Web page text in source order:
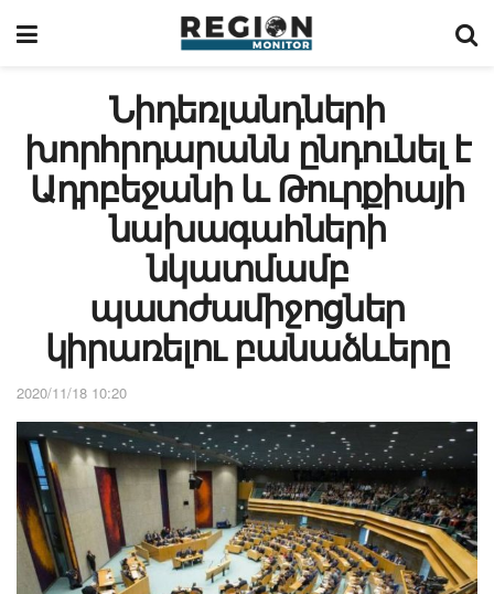
Նիդեռլանդների
խորհրդարանն ընդունել է
Ադրբեջանի և Թուրքիայի
նախագահների
նկատմամբ
պատժամիջոցներ
կիրառելու բանաձևերը
2020/11/18 10:20